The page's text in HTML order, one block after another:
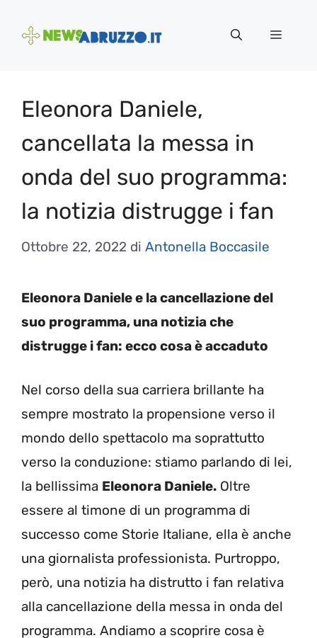
Menu
Eleonora Daniele,
cancellata la messa in
onda del suo programma:
la notizia distrugge i fan
Ottobre 22, 2022 di Antonella Boccasile
Eleonora Daniele e la cancellazione del
suo programma, una notizia che
distrugge i fan: ecco cosa è accaduto
Nel corso della sua carriera brillante ha
sempre mostrato la propensione verso il
mondo dello spettacolo ma soprattutto
verso la conduzione: stiamo parlando di lei,
la bellissima Eleonora Daniele. Oltre
essere al timone di un programma di
successo come Storie Italiane, ella è anche
una giornalista professionista. Purtroppo,
però, una notizia ha distrutto i fan relativa
alla cancellazione della messa in onda del
programma. Andiamo a scoprire cosa è